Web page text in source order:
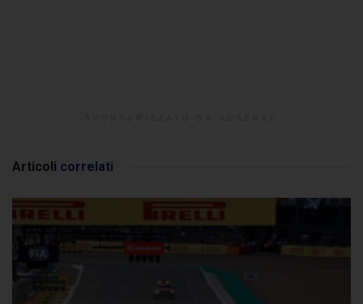
Articoli correlati